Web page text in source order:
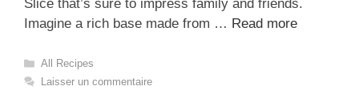
Slice that’s sure to impress family and friends.
Imagine a rich base made from … Read more
Catégories
All Recipes
Laisser un commentaire